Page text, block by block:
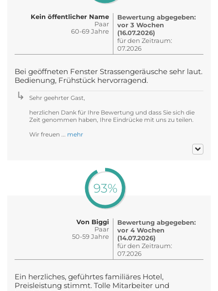
Kein öffentlicher Name
Paar
60-69 Jahre
Bewertung abgegeben:
vor 3 Wochen
(16.07.2026)
für den Zeitraum:
07.2026
Bei geöffneten Fenster Strassengeräusche sehr laut.
Bedienung, Frühstück hervorragend.
Sehr geehrter Gast,
herzlichen Dank für Ihre Bewertung und dass Sie sich die
Zeit genommen haben, Ihre Eindrücke mit uns zu teilen.
Wir freuen ... mehr
93%
Von Biggi
Paar
50-59 Jahre
Bewertung abgegeben:
vor 4 Wochen
(14.07.2026)
für den Zeitraum:
07.2026
Ein herzliches, geführtes familiäres Hotel,
Preisleistung stimmt. Tolle Mitarbeiter und